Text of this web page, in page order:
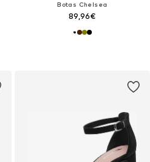
Botas Chelsea
89,96€